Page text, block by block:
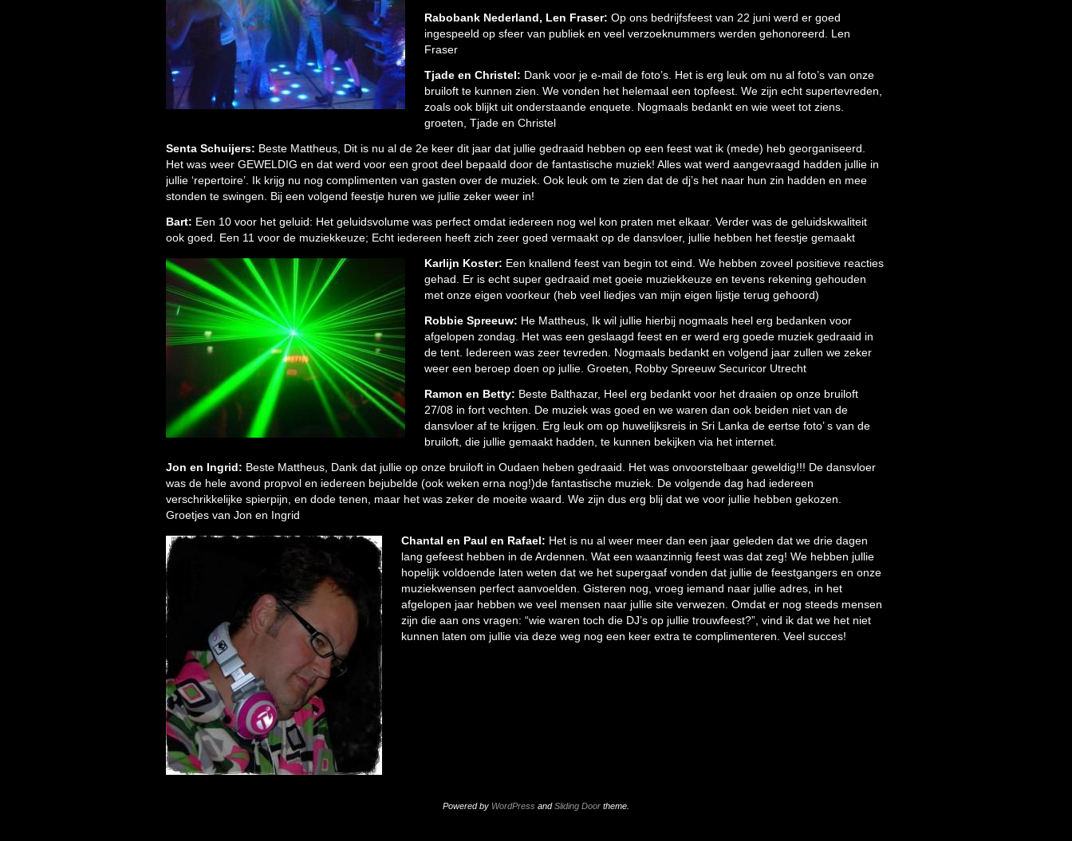
Rabobank Nederland, Len Fraser: Op ons bedrijfsfeest van 22 juni werd er goed
ingespeeld op sfeer van publiek en veel verzoeknummers werden gehonoreerd. Len
Fraser
Tjade en Christel: Dank voor je e-mail de foto’s. Het is erg leuk om nu al foto’s van onze
bruiloft te kunnen zien. We vonden het helemaal een topfeest. We zijn echt supertevreden,
zoals ook blijkt uit onderstaande enquete. Nogmaals bedankt en wie weet tot ziens.
groeten, Tjade en Christel
Senta Schuijers: Beste Mattheus, Dit is nu al de 2e keer dit jaar dat jullie gedraaid hebben op een feest wat ik (mede) heb georganiseerd.
Het was weer GEWELDIG en dat werd voor een groot deel bepaald door de fantastische muziek! Alles wat werd aangevraagd hadden jullie in
jullie ‘repertoire’. Ik krijg nu nog complimenten van gasten over de muziek. Ook leuk om te zien dat de dj’s het naar hun zin hadden en mee
stonden te swingen. Bij een volgend feestje huren we jullie zeker weer in!
Bart: Een 10 voor het geluid: Het geluidsvolume was perfect omdat iedereen nog wel kon praten met elkaar. Verder was de geluidskwaliteit
ook goed. Een 11 voor de muziekkeuze; Echt iedereen heeft zich zeer goed vermaakt op de dansvloer, jullie hebben het feestje gemaakt
Karlijn Koster: Een knallend feest van begin tot eind. We hebben zoveel positieve reacties
gehad. Er is echt super gedraaid met goeie muziekkeuze en tevens rekening gehouden
met onze eigen voorkeur (heb veel liedjes van mijn eigen lijstje terug gehoord)
Robbie Spreeuw: He Mattheus, Ik wil jullie hierbij nogmaals heel erg bedanken voor
afgelopen zondag. Het was een geslaagd feest en er werd erg goede muziek gedraaid in
de tent. Iedereen was zeer tevreden. Nogmaals bedankt en volgend jaar zullen we zeker
weer een beroep doen op jullie. Groeten, Robby Spreeuw Securicor Utrecht
Ramon en Betty: Beste Balthazar, Heel erg bedankt voor het draaien op onze bruiloft
27/08 in fort vechten. De muziek was goed en we waren dan ook beiden niet van de
dansvloer af te krijgen. Erg leuk om op huwelijksreis in Sri Lanka de eertse foto’ s van de
bruiloft, die jullie gemaakt hadden, te kunnen bekijken via het internet.
Jon en Ingrid: Beste Mattheus, Dank dat jullie op onze bruiloft in Oudaen heben gedraaid. Het was onvoorstelbaar geweldig!!! De dansvloer
was de hele avond propvol en iedereen bejubelde (ook weken erna nog!)de fantastische muziek. De volgende dag had iedereen
verschrikkelijke spierpijn, en dode tenen, maar het was zeker de moeite waard. We zijn dus erg blij dat we voor jullie hebben gekozen.
Groetjes van Jon en Ingrid
Chantal en Paul en Rafael: Het is nu al weer meer dan een jaar geleden dat we drie dagen
lang gefeest hebben in de Ardennen. Wat een waanzinnig feest was dat zeg! We hebben jullie
hopelijk voldoende laten weten dat we het supergaaf vonden dat jullie de feestgangers en onze
muziekwensen perfect aanvoelden. Gisteren nog, vroeg iemand naar jullie adres, in het
afgelopen jaar hebben we veel mensen naar jullie site verwezen. Omdat er nog steeds mensen
zijn die aan ons vragen: “wie waren toch die DJ’s op jullie trouwfeest?”, vind ik dat we het niet
kunnen laten om jullie via deze weg nog een keer extra te complimenteren. Veel succes!
Powered by WordPress andSliding Door theme.